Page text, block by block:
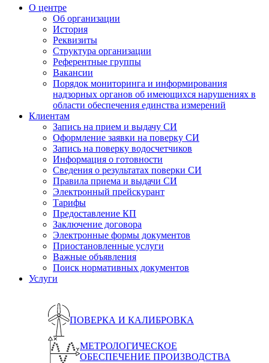
О центре
Об организации
История
Реквизиты
Структура организации
Референтные группы
Вакансии
Порядок мониторинга и информирования
надзорных органов об имеющихся нарушениях в
области обеспечения единства измерений
Клиентам
Запись на прием и выдачу СИ
Оформление заявки на поверку СИ
Запись на поверку водосчетчиков
Информация о готовности
Сведения о результатах поверки СИ
Правила приема и выдачи СИ
Электронный прейскурант
Тарифы
Предоставление КП
Заключение договора
Электронные формы документов
Приостановленные услуги
Важные объявления
Поиск нормативных документов
Услуги
ПОВЕРКА И КАЛИБРОВКА
МЕТРОЛОГИЧЕСКОЕ
ОБЕСПЕЧЕНИЕ ПРОИЗВОДСТВА